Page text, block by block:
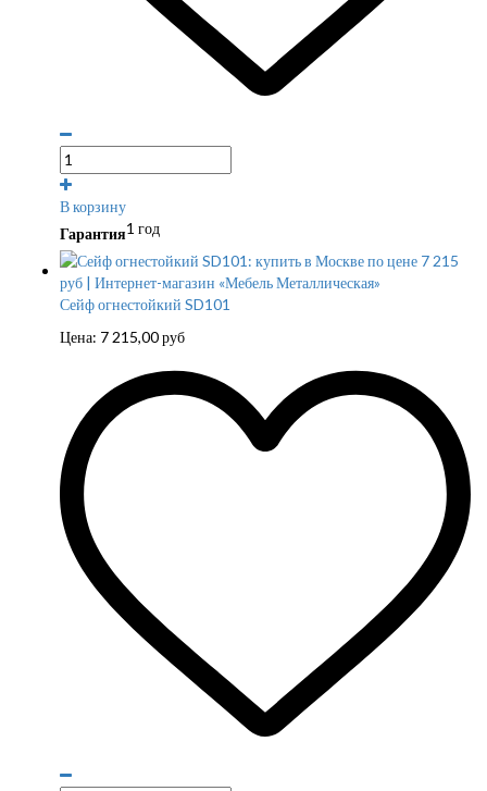
В корзину
Гарантия1 год
Сейф огнестойкий SD101
Цена: 7 215,00руб